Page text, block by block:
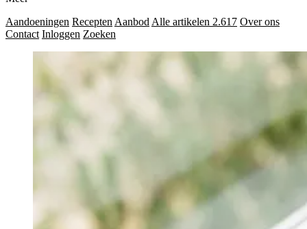
Aandoeningen Recepten Aanbod Alle artikelen 2.617 Over ons
Contact Inloggen Zoeken